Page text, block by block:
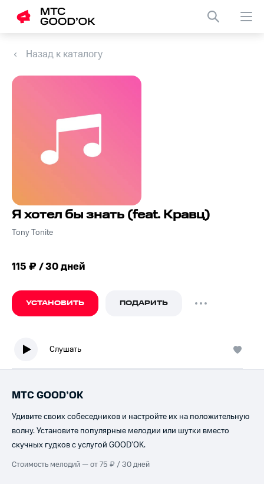
Назад к каталогу
Я хотел бы знать (feat. Кравц)
Tony Tonite
115 ₽ / 30 дней
УСТАНОВИТЬ ПОДАРИТЬ
Слушать
МТС GOOD’OK
Удивите своих собеседников и настройте их на положительную
волну. Установите популярные мелодии или шутки вместо
скучных гудков с услугой GOOD’OK.
Стоимость мелодий — от 75 ₽ / 30 дней